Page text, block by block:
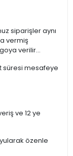
siparişler aynı
vermiş
verilir...
süresi mesafeye
ve 12 ye
özenle